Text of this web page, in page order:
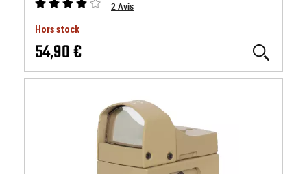
2Avis
Hors stock
54,90 €